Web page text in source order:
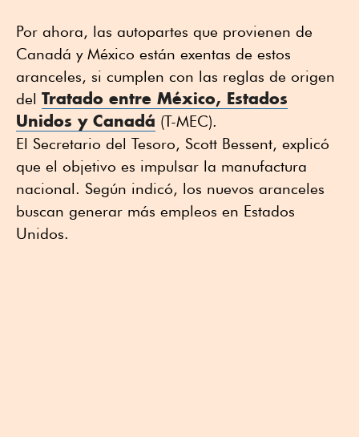
Por ahora, las autopartes que provienen de
Canadá y México están exentas de estos
aranceles, si cumplen con las reglas de origen
del Tratado entre México, Estados
Unidos y Canadá (T-MEC).
El Secretario del Tesoro, Scott Bessent, explicó
que el objetivo es impulsar la manufactura
nacional. Según indicó, los nuevos aranceles
buscan generar más empleos en Estados
Unidos.